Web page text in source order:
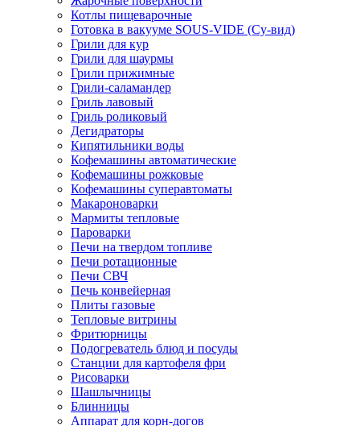
Котлы пищеварочные
Готовка в вакууме SOUS-VIDE (Су-вид)
Грили для кур
Грили для шаурмы
Грили прижимные
Грили-саламандер
Гриль лавовый
Гриль роликовый
Дегидраторы
Кипятильники воды
Кофемашины автоматические
Кофемашины рожковые
Кофемашины суперавтоматы
Макароноварки
Мармиты тепловые
Пароварки
Печи на твердом топливе
Печи ротационные
Печи СВЧ
Печь конвейерная
Плиты газовые
Тепловые витрины
Фритюрницы
Подогреватель блюд и посуды
Станции для картофеля фри
Рисоварки
Шашлычницы
Блинницы
Аппарат для корн-догов